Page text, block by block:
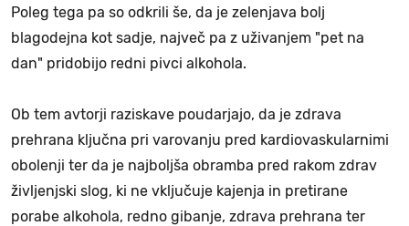
Poleg tega pa so odkrili še, da je zelenjava bolj
blagodejna kot sadje, največ pa z uživanjem "pet na
dan" pridobijo redni pivci alkohola.
Ob tem avtorji raziskave poudarjajo, da je zdrava
prehrana ključna pri varovanju pred kardiovaskularnimi
obolenji ter da je najboljša obramba pred rakom zdrav
življenjski slog, ki ne vključuje kajenja in pretirane
porabe alkohola, redno gibanje, zdrava prehrana ter